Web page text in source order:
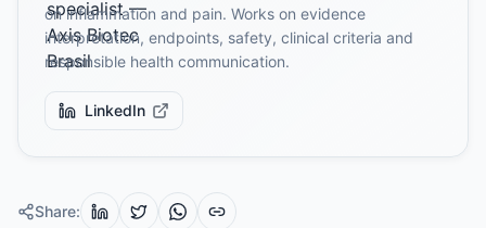
on inflammation and pain. Works on evidence
interpretation, endpoints, safety, clinical criteria and
responsible health communication.
LinkedIn
Share: